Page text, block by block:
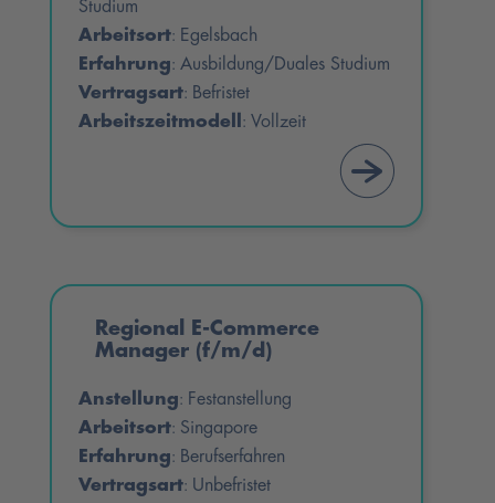
Studium
Arbeitsort: Egelsbach
Erfahrung: Ausbildung/Duales Studium
Vertragsart: Befristet
Arbeitszeitmodell
: Vollzeit
Regional E-Commerce
Manager (f/m/d)
Anstellung: Festanstellung
Arbeitsort: Singapore
Erfahrung: Berufserfahren
Vertragsart: Unbefristet